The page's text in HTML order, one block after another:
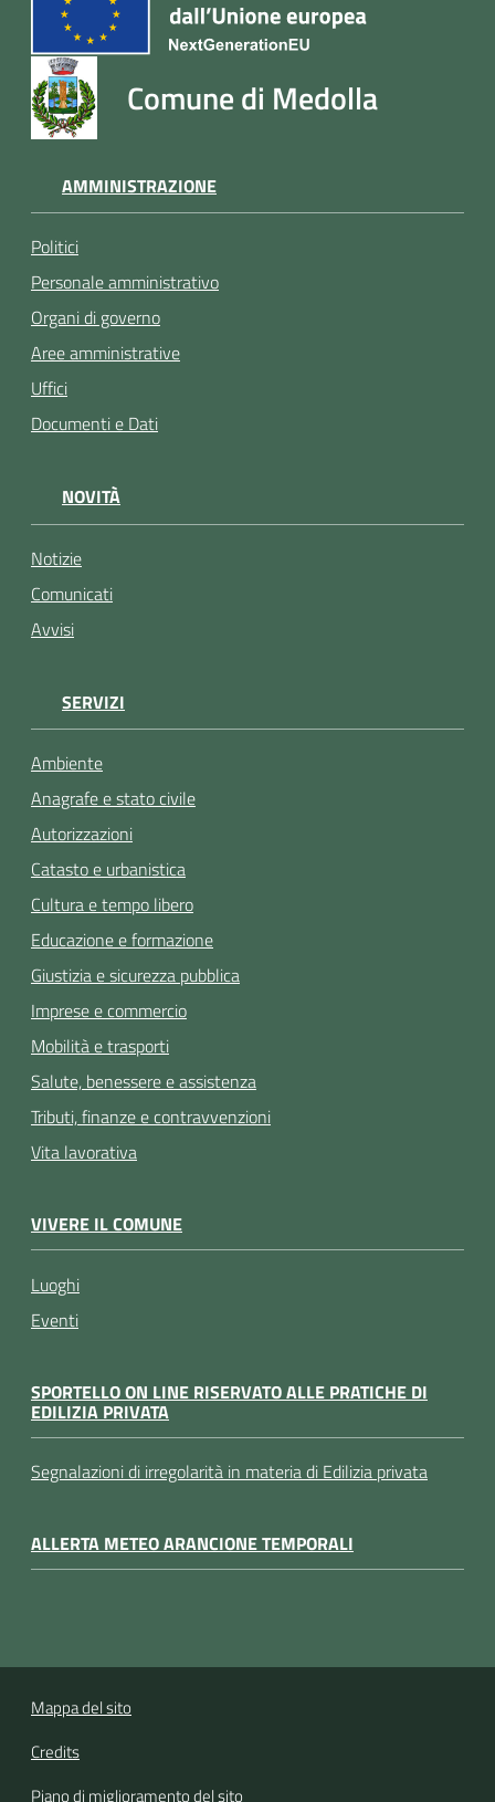
Comune di Medolla
AMMINISTRAZIONE
Politici
Personale amministrativo
Organi di governo
Aree amministrative
Uffici
Documenti e Dati
NOVITÀ
Notizie
Comunicati
Avvisi
SERVIZI
Ambiente
Anagrafe e stato civile
Autorizzazioni
Catasto e urbanistica
Cultura e tempo libero
Educazione e formazione
Giustizia e sicurezza pubblica
Imprese e commercio
Mobilità e trasporti
Salute, benessere e assistenza
Tributi, finanze e contravvenzioni
Vita lavorativa
VIVERE IL COMUNE
Luoghi
Eventi
SPORTELLO ON LINE RISERVATO ALLE PRATICHE DI
EDILIZIA PRIVATA
Segnalazioni di irregolarità in materia di Edilizia privata
ALLERTA METEO ARANCIONE TEMPORALI
Mappa del sito
Credits
Piano di miglioramento del sito